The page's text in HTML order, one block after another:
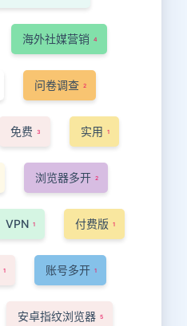
海外社媒营销 4
问卷调查 2
免费 3 实用 1
浏览器多开 2
VPN 1 付费版 1
1 账号多开 1
安卓指纹浏览器 5